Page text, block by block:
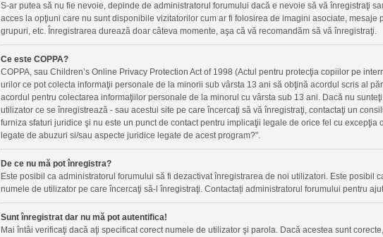
S-ar putea să nu fie nevoie, depinde de administratorul forumului dacă e nevoie să vă înregistraţi
acces la opţiuni care nu sunt disponibile vizitatorilor cum ar fi folosirea de imagini asociate,
grupuri, etc. Înregistrarea durează doar câteva momente, aşa că vă recomandăm să vă înregistraţi.
Ce este COPPA?
COPPA, sau Children’s Online Privacy Protection Act of 1998 (Actul pentru protecţia copiilor pe
urilor ce pot colecta informaţii personale de la minorii sub vârsta 13 ani să obţină acordul scris al
acordul pentru colectarea informaţiilor personale de la minorul cu vârsta sub 13 ani. Dacă nu
utilizator ce se înregistrează - sau acestui site pe care încercaţi să vă înregistraţi, contactaţi un
furniza sfaturi juridice şi nu este un punct de contact pentru implicaţii legale de orice fel cu
legate de abuzuri si/sau aspecte juridice legate de acest program?".
De ce nu mă pot înregistra?
Este posibil ca administratorul forumului să fi dezactivat înregistrarea de noi utilizatori. Este posibil
numele de utilizator pe care încercaţi să-l înregistraţi. Contactați administratorul forumului pentru
Sunt înregistrat dar nu mă pot autentifica!
Mai întâi verificaţi dacă aţi specificat corect numele de utilizator şi parola. Dacă acestea sunt